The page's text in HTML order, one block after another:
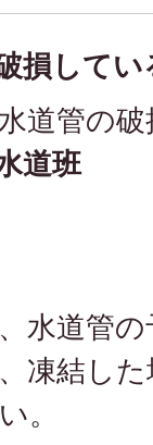
損してい
道管の
道班
水道管
凍結し
。